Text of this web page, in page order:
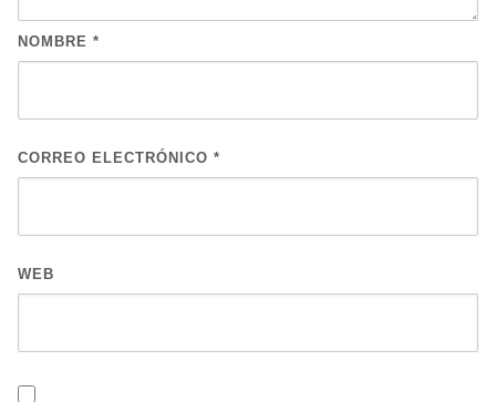
NOMBRE *
CORREO ELECTRÓNICO *
WEB